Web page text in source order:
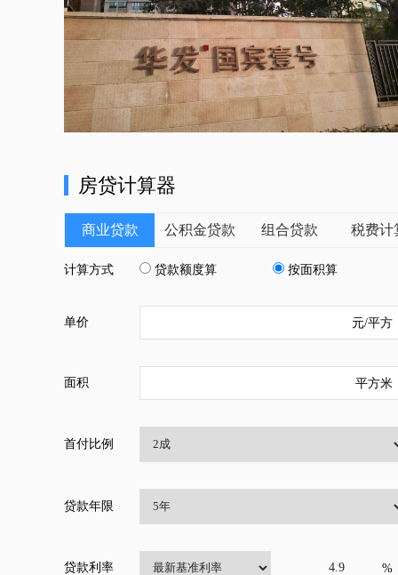
房贷计算器
商业贷款 公积金贷款 组合贷款 税费计
计算方式 贷款额度算 按面积算
单价 元/平方
面积 平方米
首付比例
贷款年限
贷款利率 %